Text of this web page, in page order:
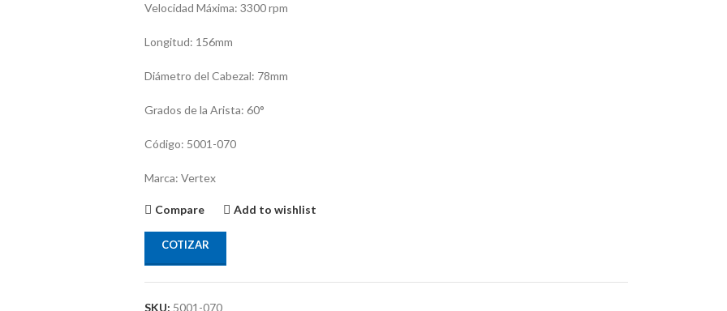
Velocidad Máxima: 3300 rpm
Longitud: 156mm
Diámetro del Cabezal: 78mm
Grados de la Arista: 60°
Código: 5001-070
Marca: Vertex
Compare Add to wishlist
COTIZAR
SKU: 5001-070